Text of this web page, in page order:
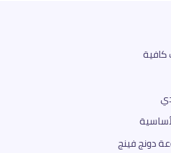
دونج فينج